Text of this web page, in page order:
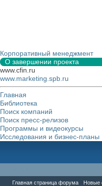
Корпоративный менеджмент
О завершении проекта
www.cfin.ru
www.marketing.spb.ru
Главная
Библиотека
Поиск компаний
Поиск пресс-релизов
Программы и видеокурсы
Исследования и бизнес-планы
Главная страница форума Новые